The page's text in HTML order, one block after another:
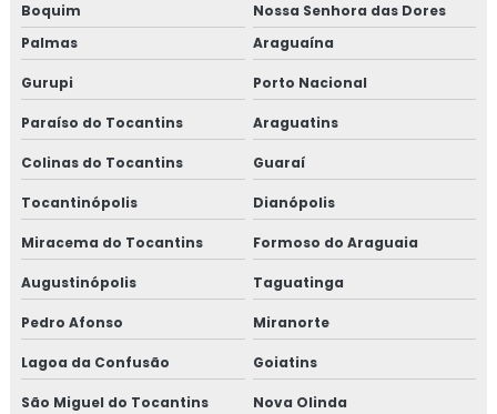
Boquim
Nossa Senhora das Dores
Palmas
Araguaína
Gurupi Porto Nacional
Paraíso do Tocantins Araguatins
Colinas do Tocantins Guaraí
Tocantinópolis Dianópolis
Miracema do Tocantins Formoso do Araguaia
Augustinópolis Taguatinga
Pedro Afonso Miranorte
Lagoa da Confusão Goiatins
São Miguel do Tocantins Nova Olinda